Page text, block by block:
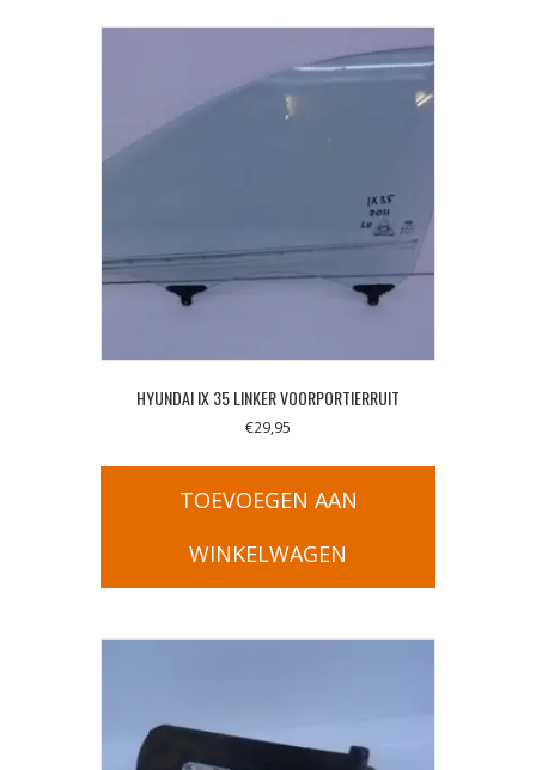
HYUNDAI IX 35 LINKER VOORPORTIERRUIT
€29,95
TOEVOEGEN AAN
WINKELWAGEN